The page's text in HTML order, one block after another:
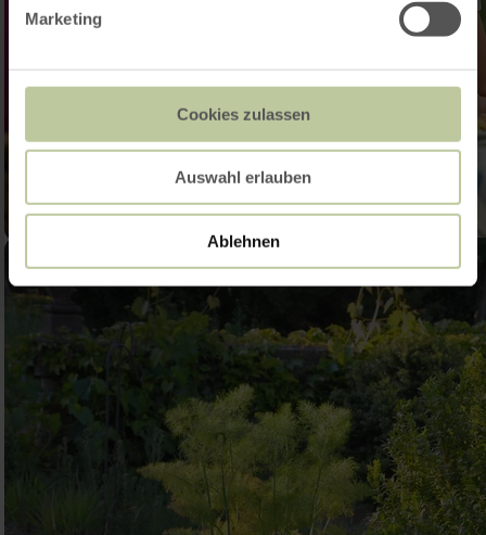
Marketing
Cookies zulassen
Auswahl erlauben
Ablehnen